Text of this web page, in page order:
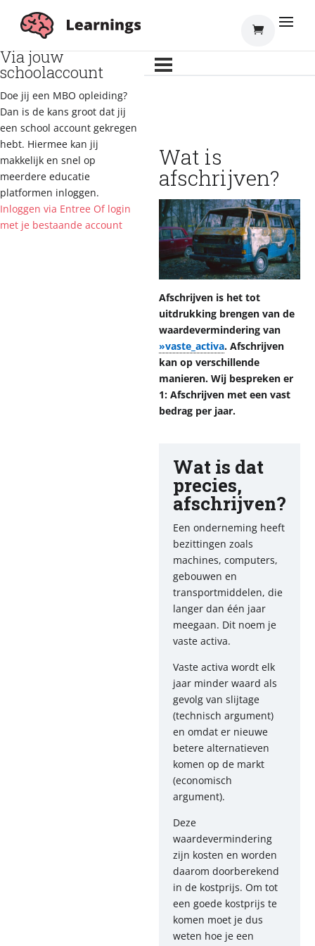
Inloggen
Via jouw
schoolaccount
Doe jij een MBO opleiding?
Dan is de kans groot dat jij
een school account gekregen
hebt. Hiermee kan jij
makkelijk en snel op
meerdere educatie
platformen inloggen.
Inloggen via Entree Of login
met je bestaande account
Wat is
afschrijven?
Afschrijven is het tot
uitdrukking brengen van de
waardevermindering van
»vaste_activa. Afschrijven
kan op verschillende
manieren. Wij bespreken er
1: Afschrijven met een vast
bedrag per jaar.
Wat is dat
precies,
afschrijven?
Een onderneming heeft
bezittingen zoals
machines, computers,
gebouwen en
transportmiddelen, die
langer dan één jaar
meegaan. Dit noem je
vaste activa.
Vaste activa wordt elk
jaar minder waard als
gevolg van slijtage
(technisch argument)
en omdat er nieuwe
betere alternatieven
komen op de markt
(economisch
argument).
Deze
waardevermindering
zijn kosten en worden
daarom doorberekend
in de kostprijs. Om tot
een goede kostprijs te
komen moet je dus
weten hoe je een